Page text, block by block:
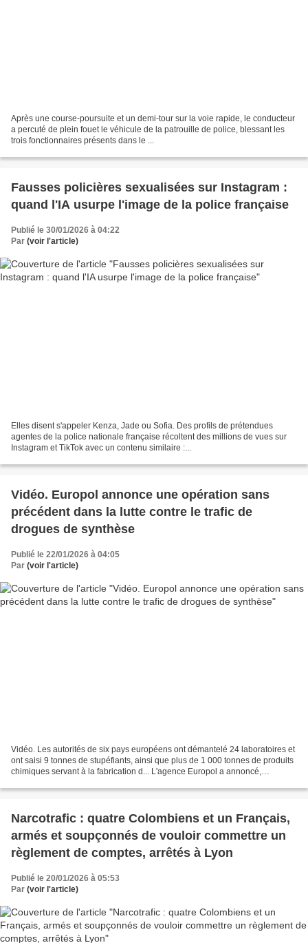
Après une course-poursuite et un demi-tour sur la voie rapide, le conducteur
a percuté de plein fouet le véhicule de la patrouille de police, blessant les
trois fonctionnaires présents dans le ...
Fausses policières sexualisées sur Instagram :
quand l'IA usurpe l'image de la police française
Publié le 30/01/2026 à 04:22
Par (voir l'article)
Elles disent s'appeler Kenza, Jade ou Sofia. Des profils de prétendues
agentes de la police nationale française récoltent des millions de vues sur
Instagram et TikTok avec un contenu similaire :...
Vidéo. Europol annonce une opération sans
précédent dans la lutte contre le trafic de
drogues de synthèse
Publié le 22/01/2026 à 04:05
Par (voir l'article)
Vidéo. Les autorités de six pays européens ont démantelé 24 laboratoires et
ont saisi 9 tonnes de stupéfiants, ainsi que plus de 1 000 tonnes de produits
chimiques servant à la fabrication d... L'agence Europol a annoncé,
Narcotrafic : quatre Colombiens et un Français,
armés et soupçonnés de vouloir commettre un
règlement de comptes, arrêtés à Lyon
Publié le 20/01/2026 à 05:53
Par (voir l'article)